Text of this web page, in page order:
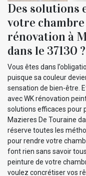
Des solutions
votre
rénovation à
dans le 37130 ?
Vous êtes dans
puisque sa couleur
sensation de bien-être.
avec WK rénovation
solutions efficaces pour
Mazieres De Touraine
réserve toutes les
pour rendre votre
font rien sans savoir
peinture de votre
voulez concrétiser vos